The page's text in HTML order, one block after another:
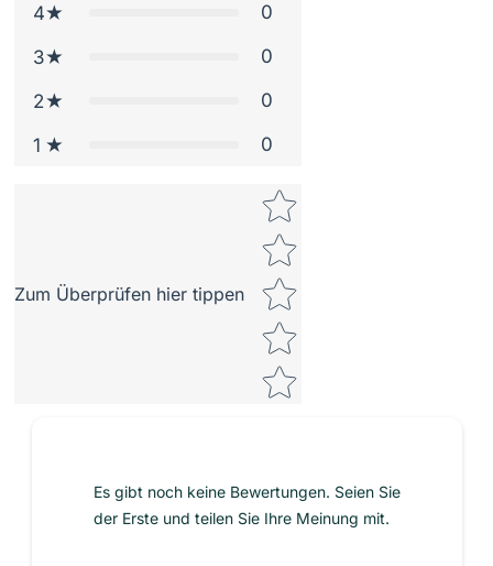
4 0
3 0
2 0
1 0
Zum Überprüfen hier tippen
Star rating
Es gibt noch keine Bewertungen. Seien Sie
der Erste und teilen Sie Ihre Meinung mit.